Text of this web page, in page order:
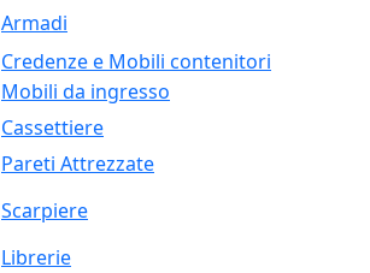
Armadi
Credenze e Mobili contenitori
Mobili da ingresso
Cassettiere
Pareti Attrezzate
Scarpiere
Librerie